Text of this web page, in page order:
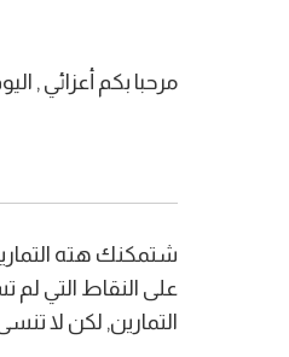
مرحبا بكم أعزائي ,
شتمكنك هته
على النقاط التي
التمارين, لكن لا